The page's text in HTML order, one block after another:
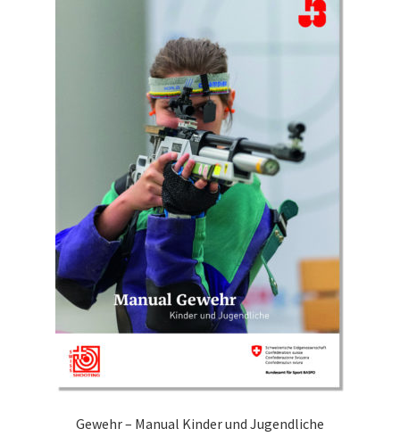
Gewehr – Manual Kinder und Jugendliche